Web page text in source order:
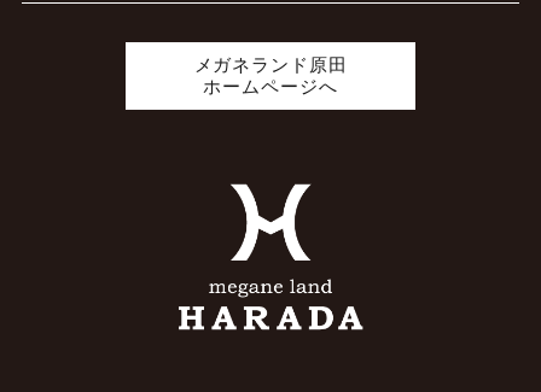
メガネランド原田
ホームページへ